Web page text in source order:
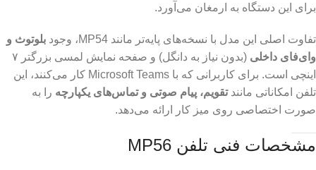
برای این دستگاه به ارمغان می‌آورد.
تفاوت اصلی این مدل با نسخه‌های پایه‌تر مانند MP54، وجود
بلوتوث و
وای‌فای داخلی
(بدون نیاز به دانگل) و صفحه نمایش لمسی بزرگتر ۷
اینچی است.
برای کاربرانی که با Microsoft Teams کار می‌کنند، این
تلفن امکاناتی مانندتقویم، پیام صوتی و تماس‌های یکپارچه را به
صورت اختصاصی روی میز کار ارائه می‌دهد.
مشخصات فنی تلفن MP56